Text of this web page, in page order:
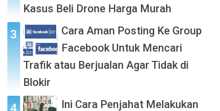
Kasus Beli Drone Harga Murah
Cara Aman Posting Ke Group
Facebook Untuk Mencari
Trafik atau Berjualan Agar Tidak di
Blokir
Ini Cara Penjahat Melakukan